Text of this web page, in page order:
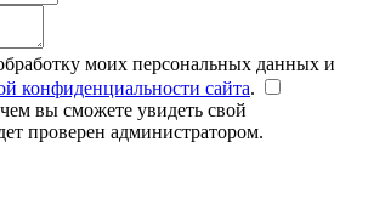
моих персональных данных и
конфиденциальности сайта.
вы сможете увидеть свой
проверен администратором.